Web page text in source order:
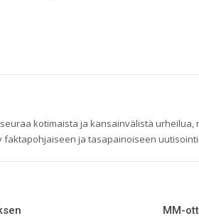
kotimaista ja kansainvälistä
ja tasapainoiseen
MM-